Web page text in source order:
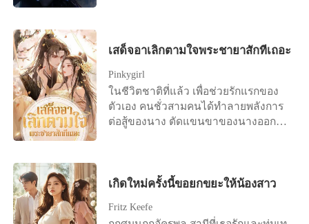
ใครจะไปรู้ว่า เธอคือ Moon นักแข่งรถที่
ออกแบบแฟชั่นที่มีชื่อเสียงระดับ
นานาชาติ เป็นอัจฉริยะของแฮ็กเกอร์
และเธอยังเป็นหมอมหัศจรรย์ระดับโลก...
อดีตสามีของเธอเสียใจมากจนคุกเข่าลง
แล้วพูดว่า "ออกไป! นี่คือภรรยาของ
ฉัน!" เหยาซีเยว่ "?"
ของเธอกลับไม่แยแสโดยคิดว่าเธอกำลัง
อกลายเป็นจิตรกรที่มีชื่อเสียงและมีผู้ชาย
นับไม่ถ้วนที่ตามจีบเธอ อดีตสามีไม่ยอม
และขอคืนดีไปถึงที่ จากนั้นก็ว่า เธออยู่
ในอ้อมแขนของคนใหญคนโตคนหนึ่ง
เสด็จอาเลิกตามใจพระชายาสักทีเถอะ
Pinkygirl
ในชีวิตชาติที่แล้ว เพื่อช่วยรักแรกของ
ตัวเอง คนชั่วสามคนได้ทำลายพลังการ
ต่อสู้ของนาง ตัดแขนขาของนางออก
วางแผนอย่างรอบคอบ โดยสาบานว่าจะ
ที่นางเคยประสบมา! รักแรกที่ไร้เดียงสา
เกิดใหม่ครั้งนี้ขอยกขยะให้น้องสาว
Fritz Keefe